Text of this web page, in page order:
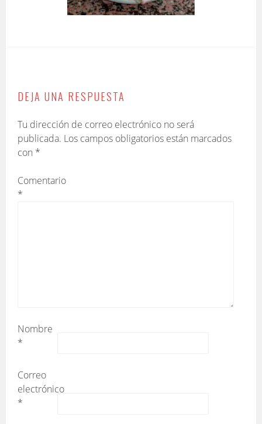
DEJA UNA RESPUESTA
Tu dirección de correo electrónico no será
publicada. Los campos obligatorios están marcados
con *
Comentario
*
Nombre
*
Correo
electrónico
*